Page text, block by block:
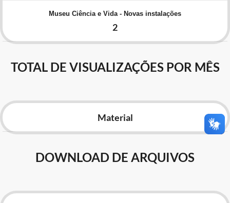
Advocacia-Geral da União
Banco Central do Brasil
Museu Ciência e Vida - Novas instalações
2
TOTAL DE VISUALIZAÇÕES POR MÊS
Material
DOWNLOAD DE ARQUIVOS